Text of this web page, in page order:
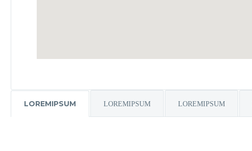
LOREMIPSUM LOREMIPSUM LOREMIPSUM